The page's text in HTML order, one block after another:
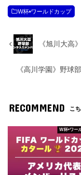
W杯•ワールドカップ
《旭川大高
《高川学園》野球
RECOMMEND こ
W杯•ワー